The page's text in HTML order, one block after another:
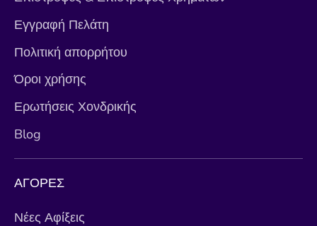
Εγγραφή Πελάτη
Πολιτική απορρήτου
Όροι χρήσης
Ερωτήσεις Χονδρικής
Blog
ΑΓΟΡΕΣ
Νέες Αφίξεις